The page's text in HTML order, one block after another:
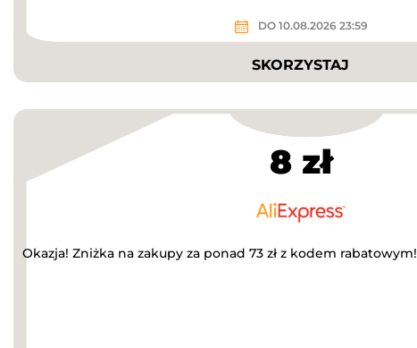
DO 10.08.2026 23:59
SKORZYSTAJ
8 zł
Okazja! Zniżka na zakupy za ponad 73 zł z kodem rabatowym!